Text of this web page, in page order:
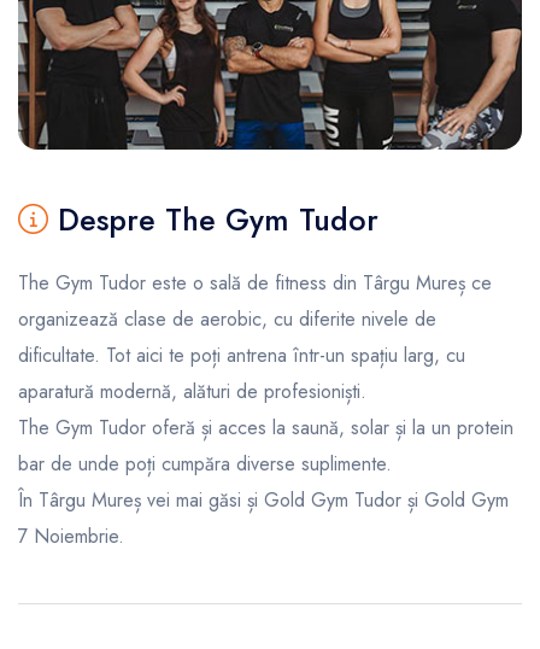
Despre The Gym Tudor
The Gym Tudor este o sală de fitness din Târgu Mureș ce
organizează clase de aerobic, cu diferite nivele de
dificultate. Tot aici te poți antrena într-un spațiu larg, cu
aparatură modernă, alături de profesioniști.
The Gym Tudor oferă și acces la saună, solar și la un protein
bar de unde poți cumpăra diverse suplimente.
În Târgu Mureș vei mai găsi și Gold Gym Tudor și Gold Gym
7 Noiembrie.